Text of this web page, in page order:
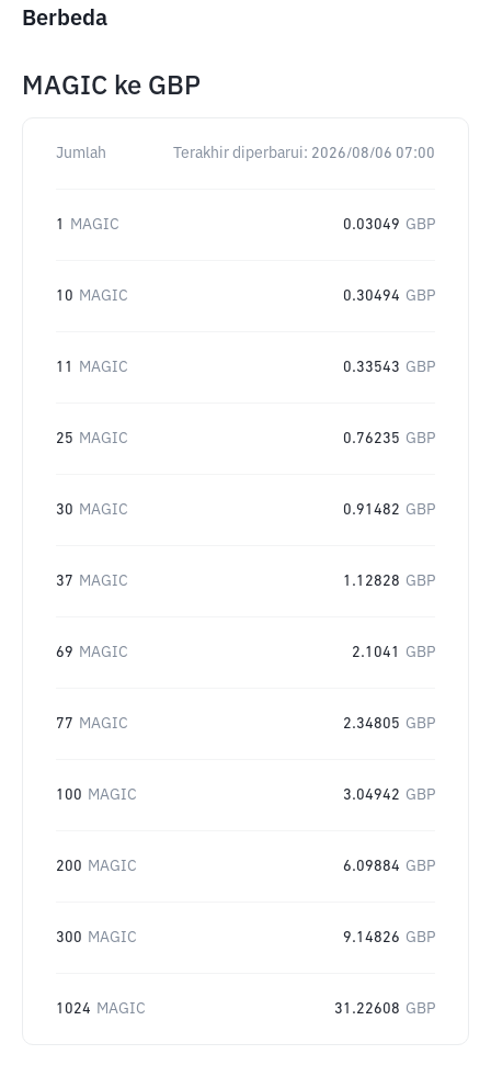
Berbeda
MAGIC ke GBP
Jumlah Terakhir diperbarui: 2026/08/06 07:00
1 MAGIC 0.03049 GBP
10 MAGIC 0.30494 GBP
11 MAGIC 0.33543 GBP
25 MAGIC 0.76235 GBP
30 MAGIC 0.91482 GBP
37 MAGIC 1.12828 GBP
69 MAGIC 2.1041 GBP
77 MAGIC 2.34805 GBP
100 MAGIC 3.04942 GBP
200 MAGIC 6.09884 GBP
300 MAGIC 9.14826 GBP
1024 MAGIC 31.22608 GBP